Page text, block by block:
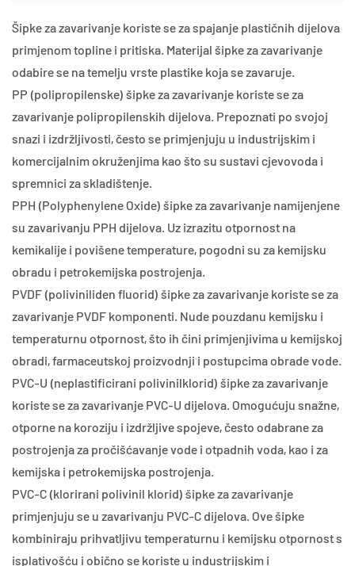
Šipke za zavarivanje koriste se za spajanje plastičnih dijelova
primjenom topline i pritiska. Materijal šipke za zavarivanje
odabire se na temelju vrste plastike koja se zavaruje.
PP (polipropilenske) šipke za zavarivanje koriste se za
zavarivanje polipropilenskih dijelova. Prepoznati po svojoj
snazi ​​i izdržljivosti, često se primjenjuju u industrijskim i
komercijalnim okruženjima kao što su sustavi cjevovoda i
spremnici za skladištenje.
PPH (Polyphenylene Oxide) šipke za zavarivanje namijenjene
su zavarivanju PPH dijelova. Uz izrazitu otpornost na
kemikalije i povišene temperature, pogodni su za kemijsku
obradu i petrokemijska postrojenja.
PVDF (poliviniliden fluorid) šipke za zavarivanje koriste se za
zavarivanje PVDF komponenti. Nude pouzdanu kemijsku i
temperaturnu otpornost, što ih čini primjenjivima u kemijskoj
obradi, farmaceutskoj proizvodnji i postupcima obrade vode.
PVC-U (neplastificirani polivinilklorid) šipke za zavarivanje
koriste se za zavarivanje PVC-U dijelova. Omogućuju snažne,
otporne na koroziju i izdržljive spojeve, često odabrane za
postrojenja za pročišćavanje vode i otpadnih voda, kao i za
kemijska i petrokemijska postrojenja.
PVC-C (klorirani polivinil klorid) šipke za zavarivanje
primjenjuju se u zavarivanju PVC-C dijelova. Ove šipke
kombiniraju prihvatljivu temperaturnu i kemijsku otpornost s
isplativošću i obično se koriste u industrijskim i